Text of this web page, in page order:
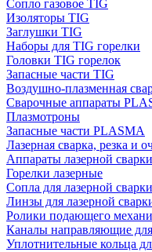
Сопло газовое TIG
Изоляторы TIG
Заглушки TIG
Наборы для TIG горелки
Головки TIG горелок
Запасные части TIG
Воздушно-плазменная
Сварочные аппараты
Плазмотроны
Запасные части PLASMA
Лазерная сварка, резка и
Аппараты лазерной сварки
Горелки лазерные
Сопла для лазерной сварки
Линзы для лазерной
Ролики подающего
Каналы направляющие для
Уплотнительные кольца